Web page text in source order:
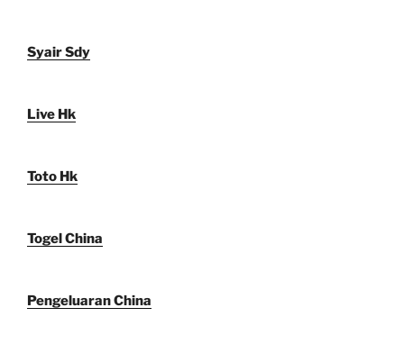
Syair Sdy
Live Hk
Toto Hk
Togel China
Pengeluaran China